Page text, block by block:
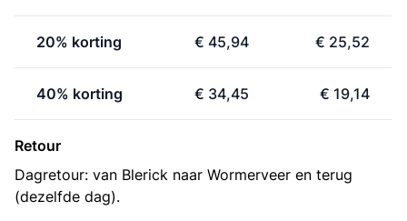
20% korting € 45,94 € 25,52
40% korting € 34,45 € 19,14
Retour
Dagretour: van Blerick naar Wormerveer en terug
(dezelfde dag).